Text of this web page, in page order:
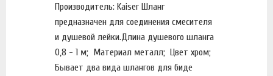
Производитель: Kaiser Шланг
предназначен для соединения смесителя
и душевой лейки.Длина душевого шланга
0,8 - 1 м; Материал металл; Цвет хром;
Бывает два вида шлангов для биде